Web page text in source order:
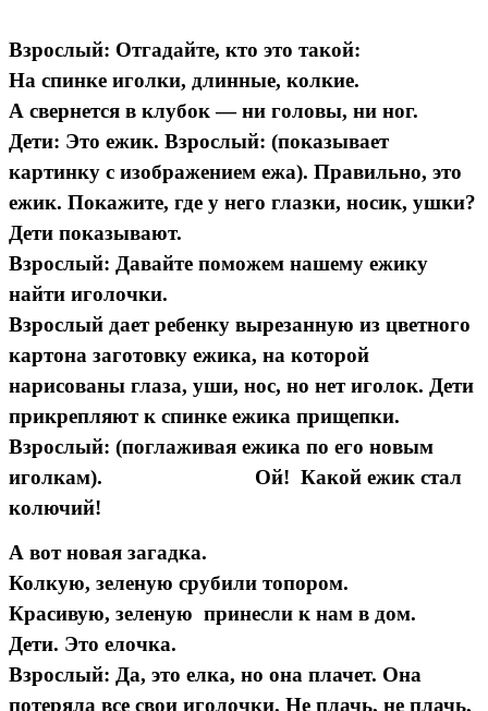
Взрослый: Отгадайте, кто это такой:
На спинке иголки, длинные, колкие.
А свернется в клубок — ни головы, ни ног.
Дети: Это ежик. Взрослый: (показывает
картинку с изображением ежа). Правильно, это
ежик. Покажите, где у него глазки, носик, ушки?
Дети показывают.
Взрослый: Давайте поможем нашему ежику
найти иголочки.
Взрослый дает ребенку вырезанную из цветного
картона заготовку ежика, на которой
нарисованы глаза, уши, нос, но нет иголок. Дети
прикрепляют к спинке ежика прищепки.
Взрослый: (поглаживая ежика по его новым
иголкам). Ой! Какой ежик стал
колючий!
А вот новая загадка.
Колкую, зеленую срубили топором.
Красивую, зеленую принесли к нам в дом.
Дети. Это елочка.
Взрослый: Да, это елка, но она плачет. Она
потеряла все свои иголочки. Не плачь, не плачь,